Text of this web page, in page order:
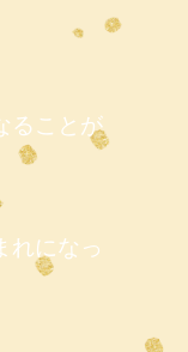
ることが
れになっ